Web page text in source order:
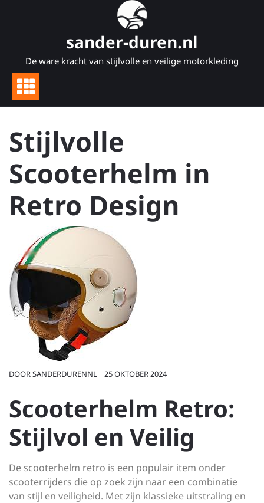
sander-duren.nl
De ware kracht van stijlvolle en veilige motorkleding
Stijlvolle
Scooterhelm in
Retro Design
DOORSANDERDURENNL 25 OKTOBER 2024
Scooterhelm Retro:
Stijlvol en Veilig
De scooterhelm retro is een populair item onder
scooterrijders die op zoek zijn naar een combinatie
van stijl en veiligheid. Met zijn klassieke uitstraling en